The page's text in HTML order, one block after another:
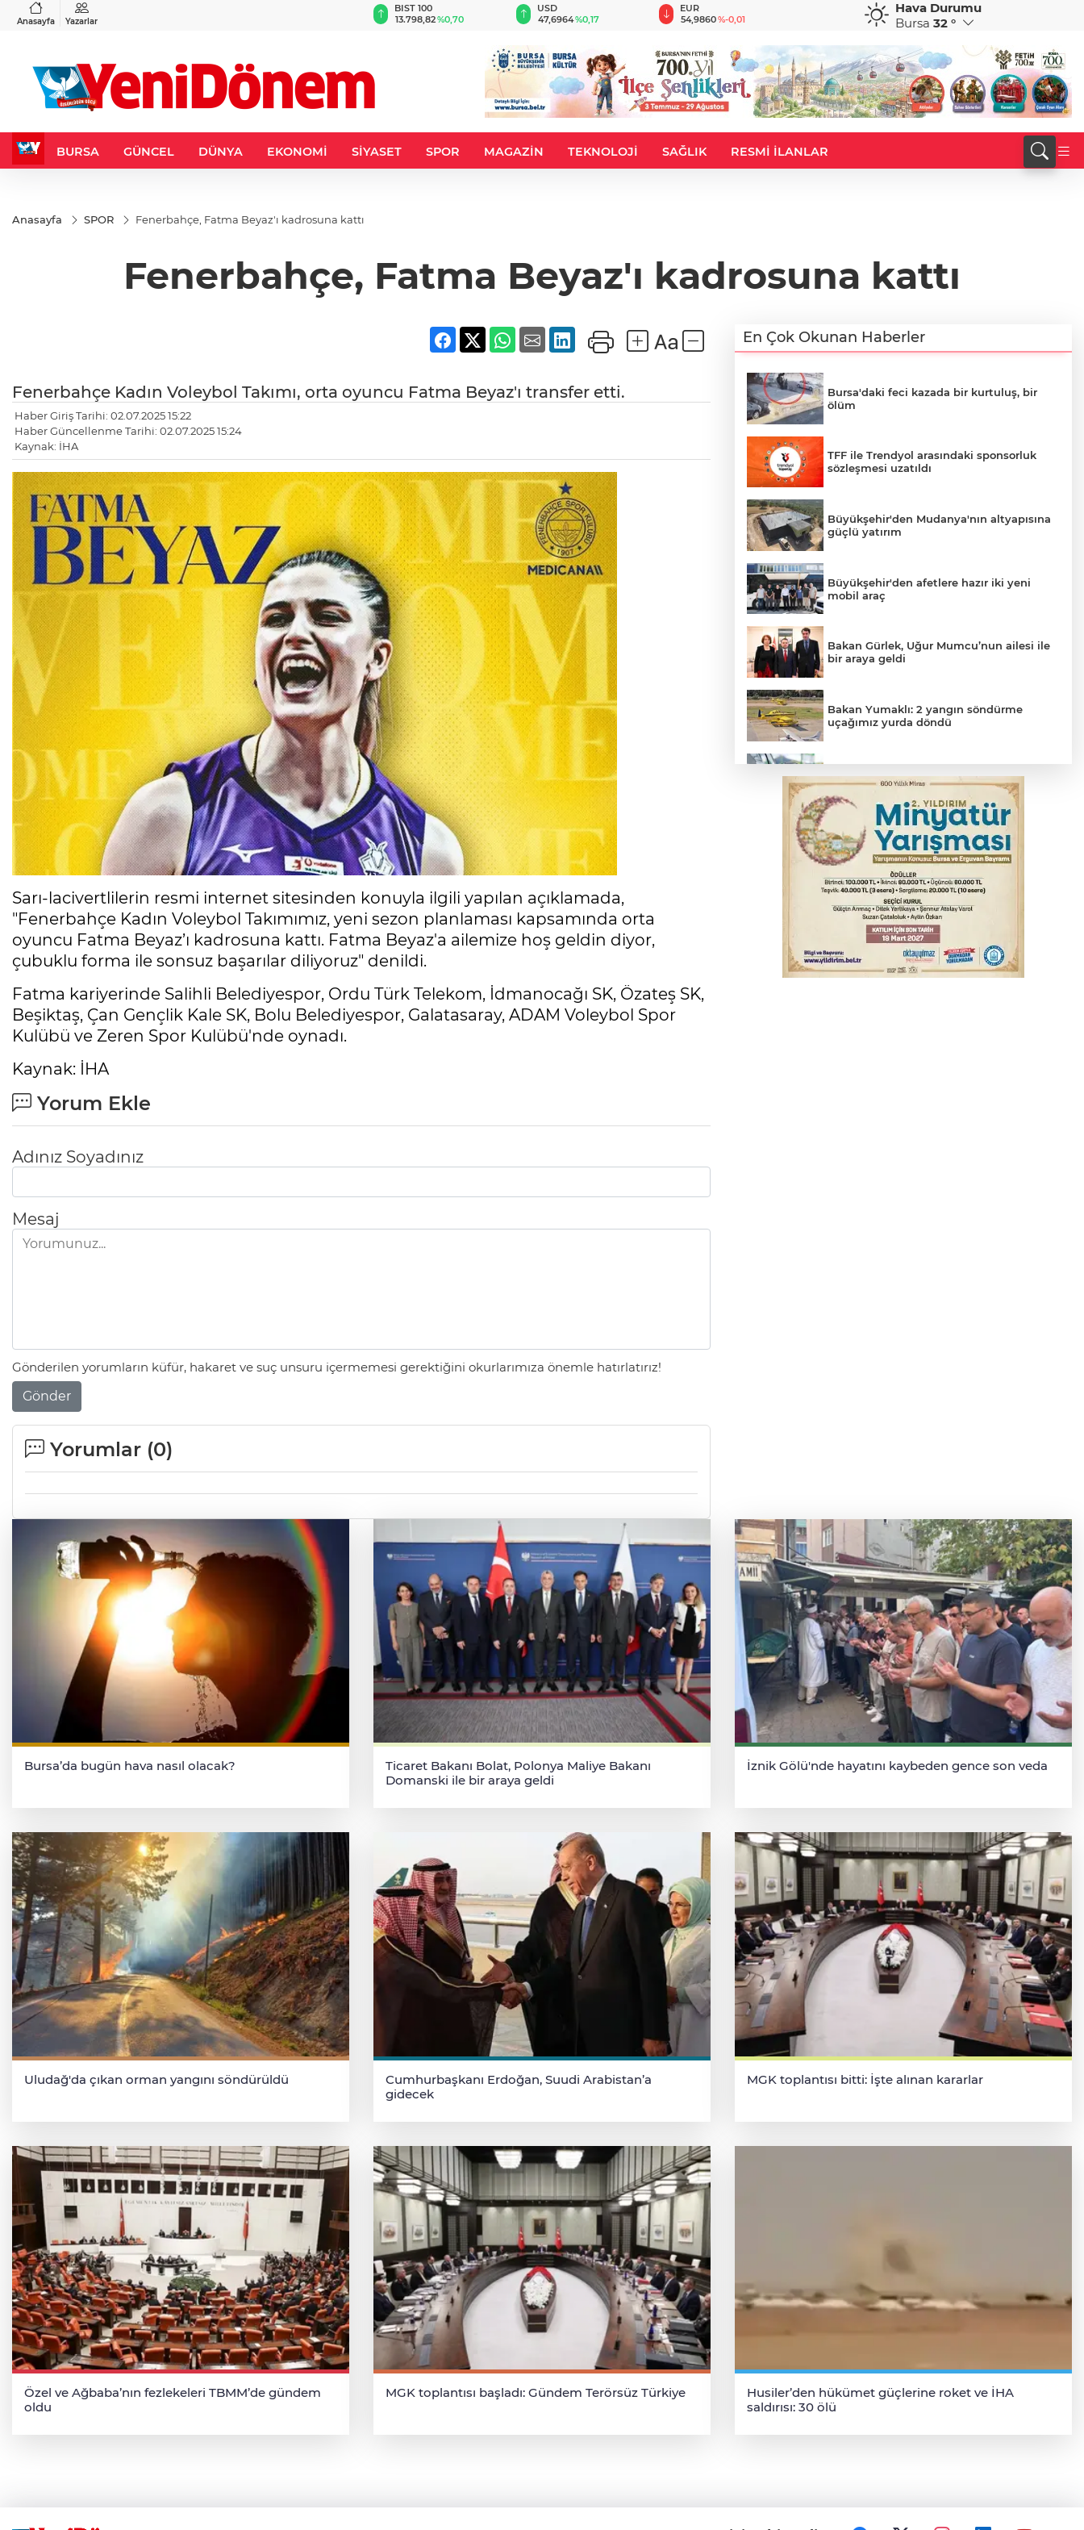
Anasayfa Yazarlar
%-0,22
BIST 100
13.798,82%0,70
USD
47,6964%0,17
EUR
54,9860%-0,01 %0,08
CHF
58,6959
Hava Durumu
Bursa 32 °
BURSA GÜNCEL DÜNYA EKONOMİ SİYASET SPOR MAGAZİN TEKNOLOJİ SAĞLIK RESMİ İLANLAR
Anasayfa SPOR Fenerbahçe, Fatma Beyaz'ı kadrosuna kattı
Fenerbahçe, Fatma Beyaz'ı kadrosuna kattı
Fenerbahçe Kadın Voleybol Takımı, orta oyuncu Fatma Beyaz'ı transfer etti.
Haber Giriş Tarihi: 02.07.2025 15:22
Haber Güncellenme Tarihi: 02.07.2025 15:24
Kaynak: İHA
Sarı-lacivertlilerin resmi internet sitesinden konuyla ilgili yapılan açıklamada,
"Fenerbahçe Kadın Voleybol Takımımız, yeni sezon planlaması kapsamında orta
oyuncu Fatma Beyaz’ı kadrosuna kattı. Fatma Beyaz'a ailemize hoş geldin diyor,
çubuklu forma ile sonsuz başarılar diliyoruz" denildi.
Fatma kariyerinde Salihli Belediyespor, Ordu Türk Telekom, İdmanocağı SK, Özateş SK,
Beşiktaş, Çan Gençlik Kale SK, Bolu Belediyespor, Galatasaray, ADAM Voleybol Spor
Kulübü ve Zeren Spor Kulübü'nde oynadı.
Kaynak: İHA
Yorum Ekle
Adınız Soyadınız
Mesaj
Gönderilen yorumların küfür, hakaret ve suç unsuru içermemesi gerektiğini okurlarımıza önemle hatırlatırız!
Gönder
Yorumlar (0)
En Çok Okunan Haberler
Bursa'daki feci kazada bir kurtuluş, bir
ölüm
TFF ile Trendyol arasındaki sponsorluk
sözleşmesi uzatıldı
Büyükşehir'den Mudanya'nın altyapısına
güçlü yatırım
Büyükşehir'den afetlere hazır iki yeni
mobil araç
Bakan Gürlek, Uğur Mumcu’nun ailesi ile
bir araya geldi
Bakan Yumaklı: 2 yangın söndürme
uçağımız yurda döndü
yansıyacak mı?
Serbest piyasada döviz fiyatları
Bursa'da alkollü sürücü mahalleyi savaş
alanına çevirdi
Osmangazi’de kaldırım işgaline geçit yok
Bursa’da bugün hava nasıl olacak?
Ticaret Bakanı Bolat, Polonya Maliye Bakanı
Domanski ile bir araya geldi
İznik Gölü'nde hayatını kaybeden gence son veda
Uludağ'da çıkan orman yangını söndürüldü
Cumhurbaşkanı Erdoğan, Suudi Arabistan’a
gidecek
MGK toplantısı bitti: İşte alınan kararlar
Özel ve Ağbaba’nın fezlekeleri TBMM’de gündem
oldu
MGK toplantısı başladı: Gündem Terörsüz Türkiye
Husiler’den hükümet güçlerine roket ve İHA
saldırısı: 30 ölü